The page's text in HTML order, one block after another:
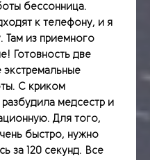
бессонница.
к телефону, и я
Там из приемного
Готовность две
С криком
медсестр и
Для того,
быстро, нужно
за 120 секунд. Все